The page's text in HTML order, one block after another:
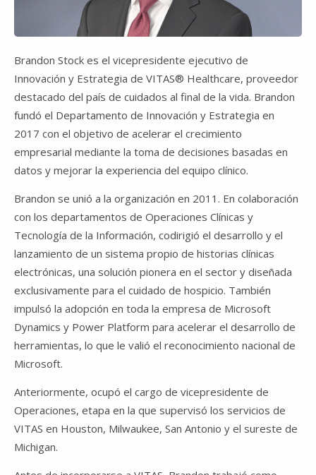
Brandon Stock es el vicepresidente ejecutivo de
Innovación y Estrategia de VITAS® Healthcare, proveedor
destacado del país de cuidados al final de la vida. Brandon
fundó el Departamento de Innovación y Estrategia en
2017 con el objetivo de acelerar el crecimiento
empresarial mediante la toma de decisiones basadas en
datos y mejorar la experiencia del equipo clínico.
Brandon se unió a la organización en 2011. En colaboración
con los departamentos de Operaciones Clínicas y
Tecnología de la Información, codirigió el desarrollo y el
lanzamiento de un sistema propio de historias clínicas
electrónicas, una solución pionera en el sector y diseñada
exclusivamente para el cuidado de hospicio. También
impulsó la adopción en toda la empresa de Microsoft
Dynamics y Power Platform para acelerar el desarrollo de
herramientas, lo que le valió el reconocimiento nacional de
Microsoft.
Anteriormente, ocupó el cargo de vicepresidente de
Operaciones, etapa en la que supervisó los servicios de
VITAS en Houston, Milwaukee, San Antonio y el sureste de
Michigan.